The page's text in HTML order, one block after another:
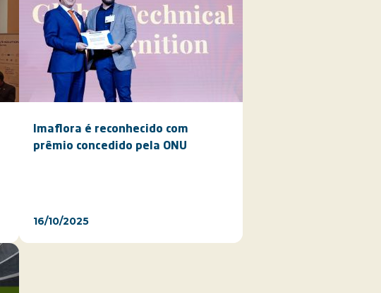
Imaflora é reconhecido com
prêmio concedido pela ONU
16/10/2025